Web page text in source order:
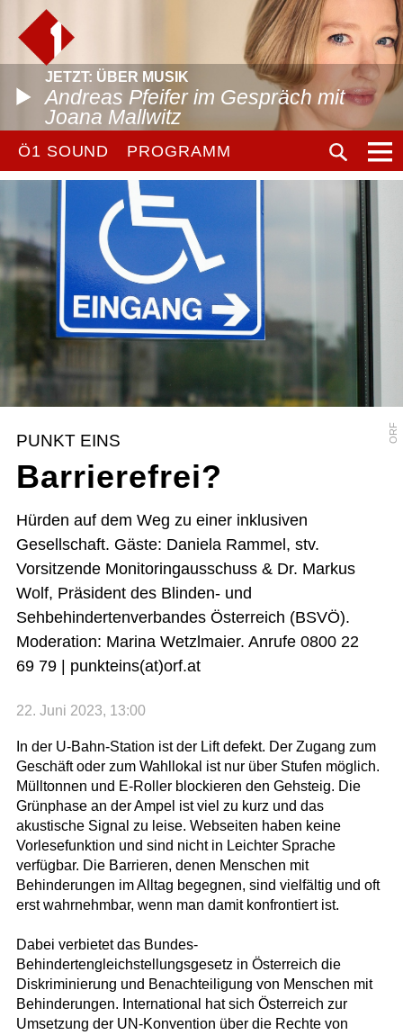
JETZT: ÜBER MUSIK
Andreas Pfeifer im Gespräch mit
Joana Mallwitz
Ö1 SOUND PROGRAMM
ORF
PUNKT EINS
Barrierefrei?
Hürden auf dem Weg zu einer inklusiven
Gesellschaft. Gäste: Daniela Rammel, stv.
Vorsitzende Monitoringausschuss & Dr. Markus
Wolf, Präsident des Blinden- und
Sehbehindertenverbandes Österreich (BSVÖ).
Moderation: Marina Wetzlmaier. Anrufe 0800 22
69 79 | punkteins(at)orf.at
22. Juni 2023, 13:00
In der U-Bahn-Station ist der Lift defekt. Der Zugang zum
Geschäft oder zum Wahllokal ist nur über Stufen möglich.
Mülltonnen und E-Roller blockieren den Gehsteig. Die
Grünphase an der Ampel ist viel zu kurz und das
akustische Signal zu leise. Webseiten haben keine
Vorlesefunktion und sind nicht in Leichter Sprache
verfügbar. Die Barrieren, denen Menschen mit
Behinderungen im Alltag begegnen, sind vielfältig und oft
erst wahrnehmbar, wenn man damit konfrontiert ist.
Dabei verbietet das Bundes-
Behindertengleichstellungsgesetz in Österreich die
Diskriminierung und Benachteiligung von Menschen mit
Behinderungen. International hat sich Österreich zur
Umsetzung der UN-Konvention über die Rechte von